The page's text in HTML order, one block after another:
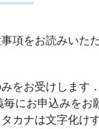
項をお読みいた
をお受けします．
にお申込みをお
カナは文字化け